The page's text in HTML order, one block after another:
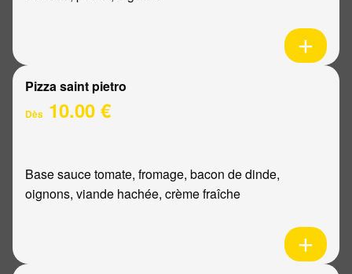
Pizza saint pietro
Dès 10.00 €
Base sauce tomate, fromage, bacon de dinde,
oignons, viande hachée, crème fraîche